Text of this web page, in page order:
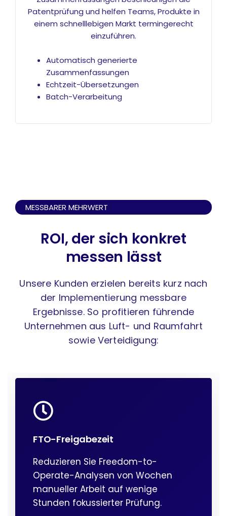
Patentprüfung und helfen Teams, Produkte in
einem schnelllebigen Markt termingerecht
einzuführen.
Automatisch generierte
Zusammenfassungen
Echtzeit-Übersetzungen
Batch-Verarbeitung
MESSBARER MEHRWERT
ROI, der sich konkret
messen lässt
Unsere Kunden erzielen bereits kurz nach
der Implementierung messbare
Ergebnisse. So profitieren führende
Unternehmen aus Luft- und Raumfahrt
sowie Verteidigung:
FTO-Freigabezeit
Reduzieren Sie Freedom-to-
Operate-Analysen von Wochen
manueller Arbeit auf wenige
Stunden fokussierter Prüfung.